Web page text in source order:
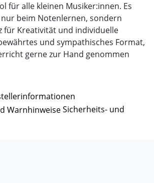
für alle kleinen Musiker:innen. Es
beim Notenlernen, sondern
für Kreativität und individuelle
und sympathisches Format,
gerne zur Hand genommen
Sicherheits- und